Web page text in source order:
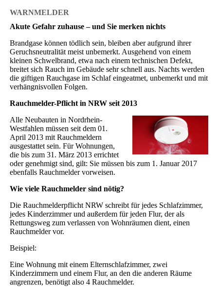
WARNMELDER
Akute Gefahr zuhause – und Sie merken nichts
Brandgase können tödlich sein, bleiben aber aufgrund ihrer
Geruchsneutralität meist unbemerkt. Ausgehend von einem
kleinen Schwelbrand, etwa nach einem technischen Defekt,
breitet sich Rauch im Gebäude sehr schnell aus. Nachts werden
die giftigen Rauchgase im Schlaf eingeatmet, unbemerkt und mit
verhängnisvollen Folgen.
Rauchmelder-Pflicht in NRW seit 2013
Alle Neubauten in Nordrhein-
Westfahlen müssen seit dem 01.
April 2013 mit Rauchmeldern
ausgestattet sein. Für Wohnungen,
die bis zum 31. März 2013 errichtet
oder genehmigt sind, gilt: Sie müssen bis zum 1. Januar 2017
ebenfalls Rauchmelder vorweisen.
Wie viele Rauchmelder sind nötig?
Die Rauchmelderpflicht NRW schreibt für jedes Schlafzimmer,
jedes Kinderzimmer und außerdem für jeden Flur, der als
Rettungsweg zum verlassen von Wohnräumen dient, einen
Rauchmelder vor.
Beispiel:
Eine Wohnung mit einem Elternschlafzimmer, zwei
Kinderzimmern und einem Flur, an den die anderen Räume
angrenzen, benötigt also 4 Rauchmelder.